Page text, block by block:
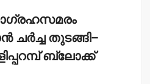
ചര്‍ച്ച തുടങ്ങി–
ബ്ലോക്ക്